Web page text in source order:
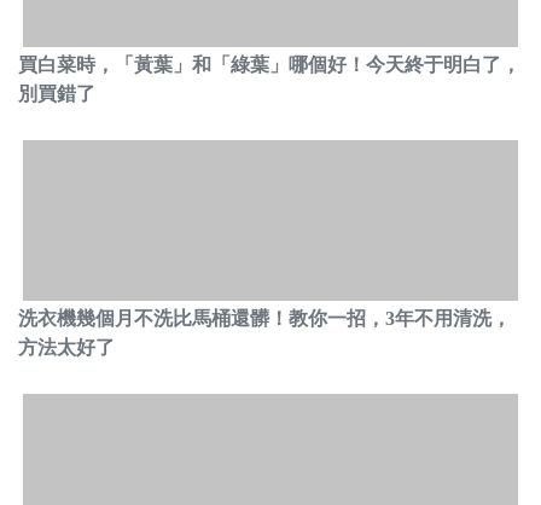
買白菜時，「黃葉」和「綠葉」哪個好！今天終于明白了，
別買錯了
洗衣機幾個月不洗比馬桶還髒！教你一招，3年不用清洗，
方法太好了